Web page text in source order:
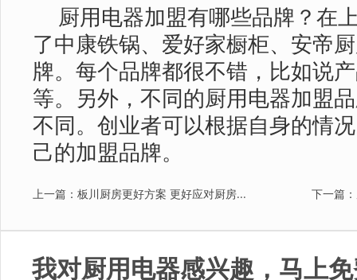
厨用电器加盟有哪些品牌？在
了中康铁锅、爱好家橱柜、安帝
牌。每个品牌都很不错，比如说
等。另外，不同的厨用电器加盟
不同。创业者可以根据自身的情
己的加盟品牌。
下一篇
上一篇：板川厨房更好方案 更好应对厨房...
我对厨用电器感兴趣，马上